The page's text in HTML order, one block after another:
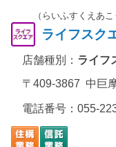
（らいふすくえあこ
ライフスク
店舗種別： ライフ
〒409-3867 中巨
電話番号： 055-